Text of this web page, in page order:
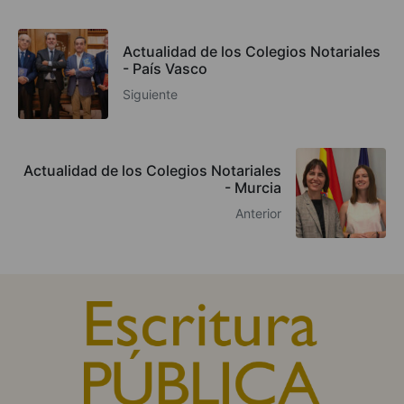
Actualidad de los Colegios Notariales
- País Vasco
Siguiente
Actualidad de los Colegios Notariales
- Murcia
Anterior